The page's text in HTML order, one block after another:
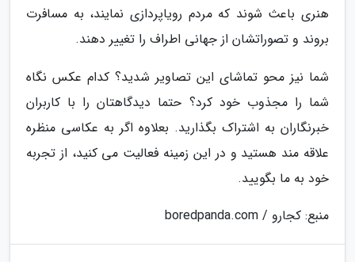
هنری باعث شوند که مردم رویاپردازی نمایند، به مسافرت
بروند و تصوراتشان از جهانی اطراف را تغییر دهند.
شما نیز محو تماشای این تصاویر شدید؟ کدام عکس نگاه
شما را مجذوب خود کرد؟ حتما دیدگاهتان را با کاربران
خبرنگاران به اشتراک بگذارید. بعلاوه اگر به عکاسی منظره
علاقه مند هستید و در این زمینه فعالیت می کنید، از تجربه
خود به ما بگویید.
منبع: کجارو / boredpanda.com